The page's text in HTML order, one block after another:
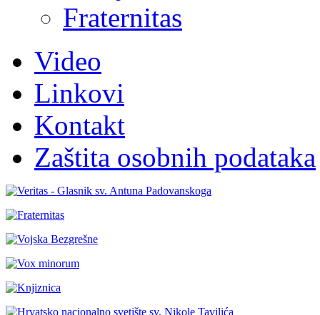
Fraternitas
Video
Linkovi
Kontakt
Zaštita osobnih podataka